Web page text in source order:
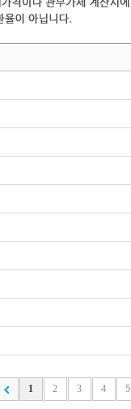
1 2 3 4 5